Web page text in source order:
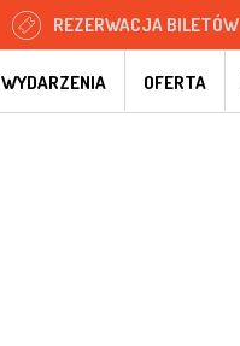
REZERWACJA BILETÓW
WYDARZENIA OFERTA